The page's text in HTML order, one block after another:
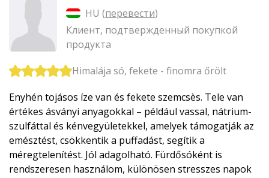
HU (перевести)
Клиент, подтвержденный покупкой
продукта
Himalája só, fekete - finomra őrölt
Enyhén tojásos íze van és fekete szemcsès. Tele van
értékes ásványi anyagokkal – például vassal, nátrium-
szulfáttal és kénvegyületekkel, amelyek támogatják az
emésztést, csökkentik a puffadást, segítik a
méregtelenítést. Jól adagolható. Fürdősóként is
rendszeresen használom, különösen stresszes napok